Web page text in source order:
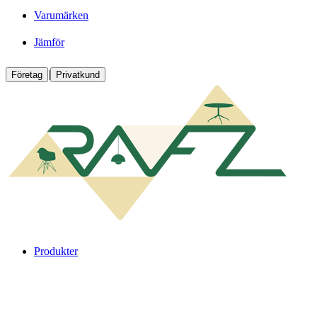
Varumärken
Jämför
Företag | Privatkund
Produkter